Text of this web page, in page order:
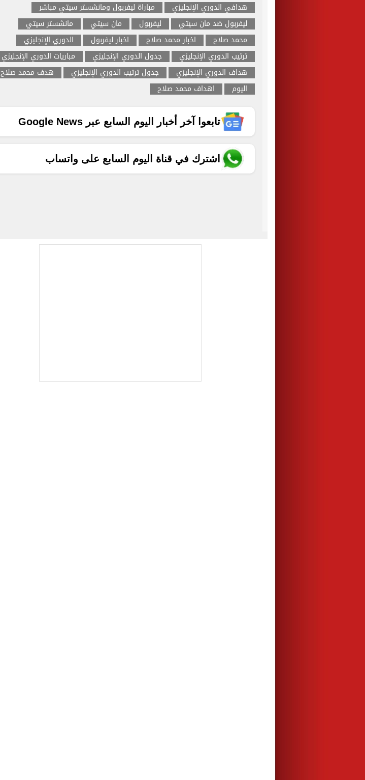
هدافي الدوري الإنجليزي
مباراة ليفربول ومانشستر سيتي مباشر
ليفربول ضد مان سيتي
ليفربول
مانشستر سيتي
محمد صلاح
اخبار محمد صلاح اخبار ليفربول
الدوري الإنجليزي
ترتيب الدوري الإنجليزي
جدول الدوري الإنجليزي
مباريات الدوري الإنجليزي
هداف الدوري الإنجليزي
جدول ترتيب الدوري الإنجليزي
هدف محمد صلاح
اليوم
اهداف محمد صلاح
تابعوا آخر أخبار اليوم السابع عبر Google News
اشترك في قناة اليوم السابع على واتساب